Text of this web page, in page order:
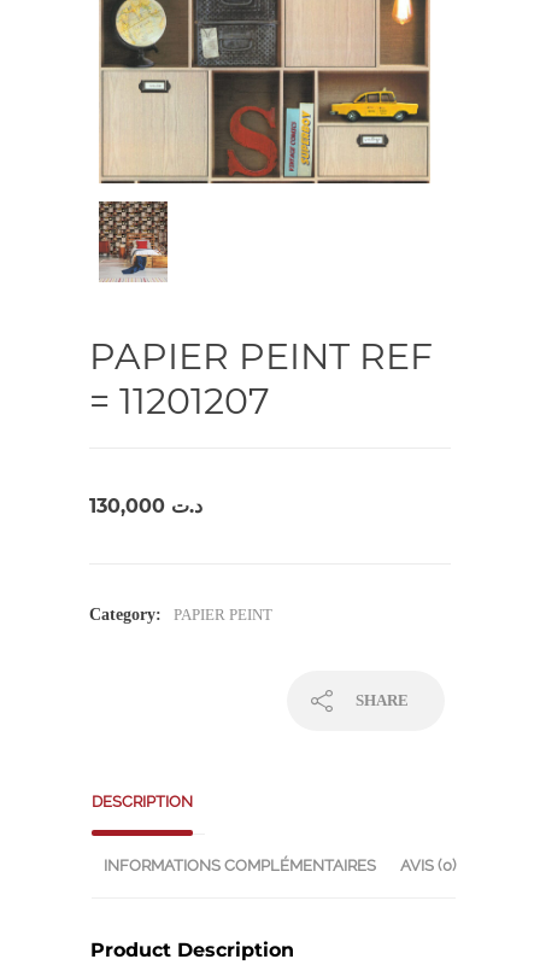
PAPIER PEINT REF
= 11201207
د.ت
Category: PAPIER PEINT
SHARE
DESCRIPTION
INFORMATIONS COMPLÉMENTAIRES AVIS (0)
Product Description